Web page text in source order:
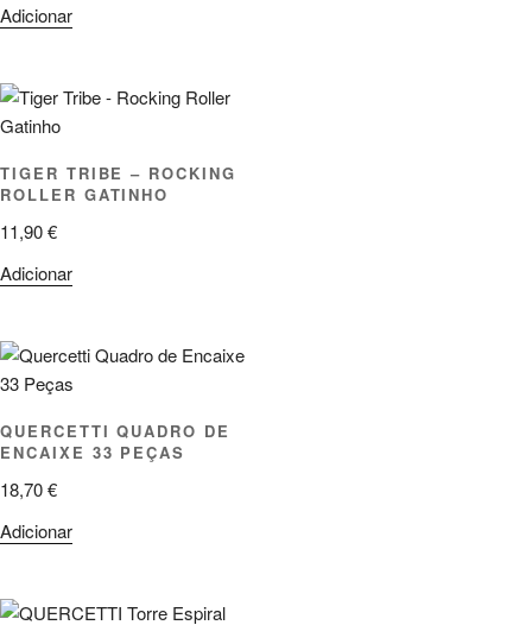
Adicionar
TIGER TRIBE – ROCKING
ROLLER GATINHO
11,90€
Adicionar
QUERCETTI QUADRO DE
ENCAIXE 33 PEÇAS
18,70€
Adicionar